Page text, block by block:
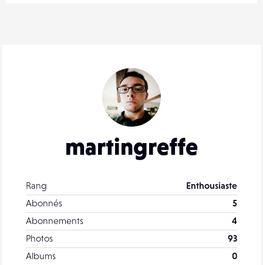
martingreffe
Rang
Enthousiaste
Abonnés
5
Abonnements
4
Photos
93
Albums
0